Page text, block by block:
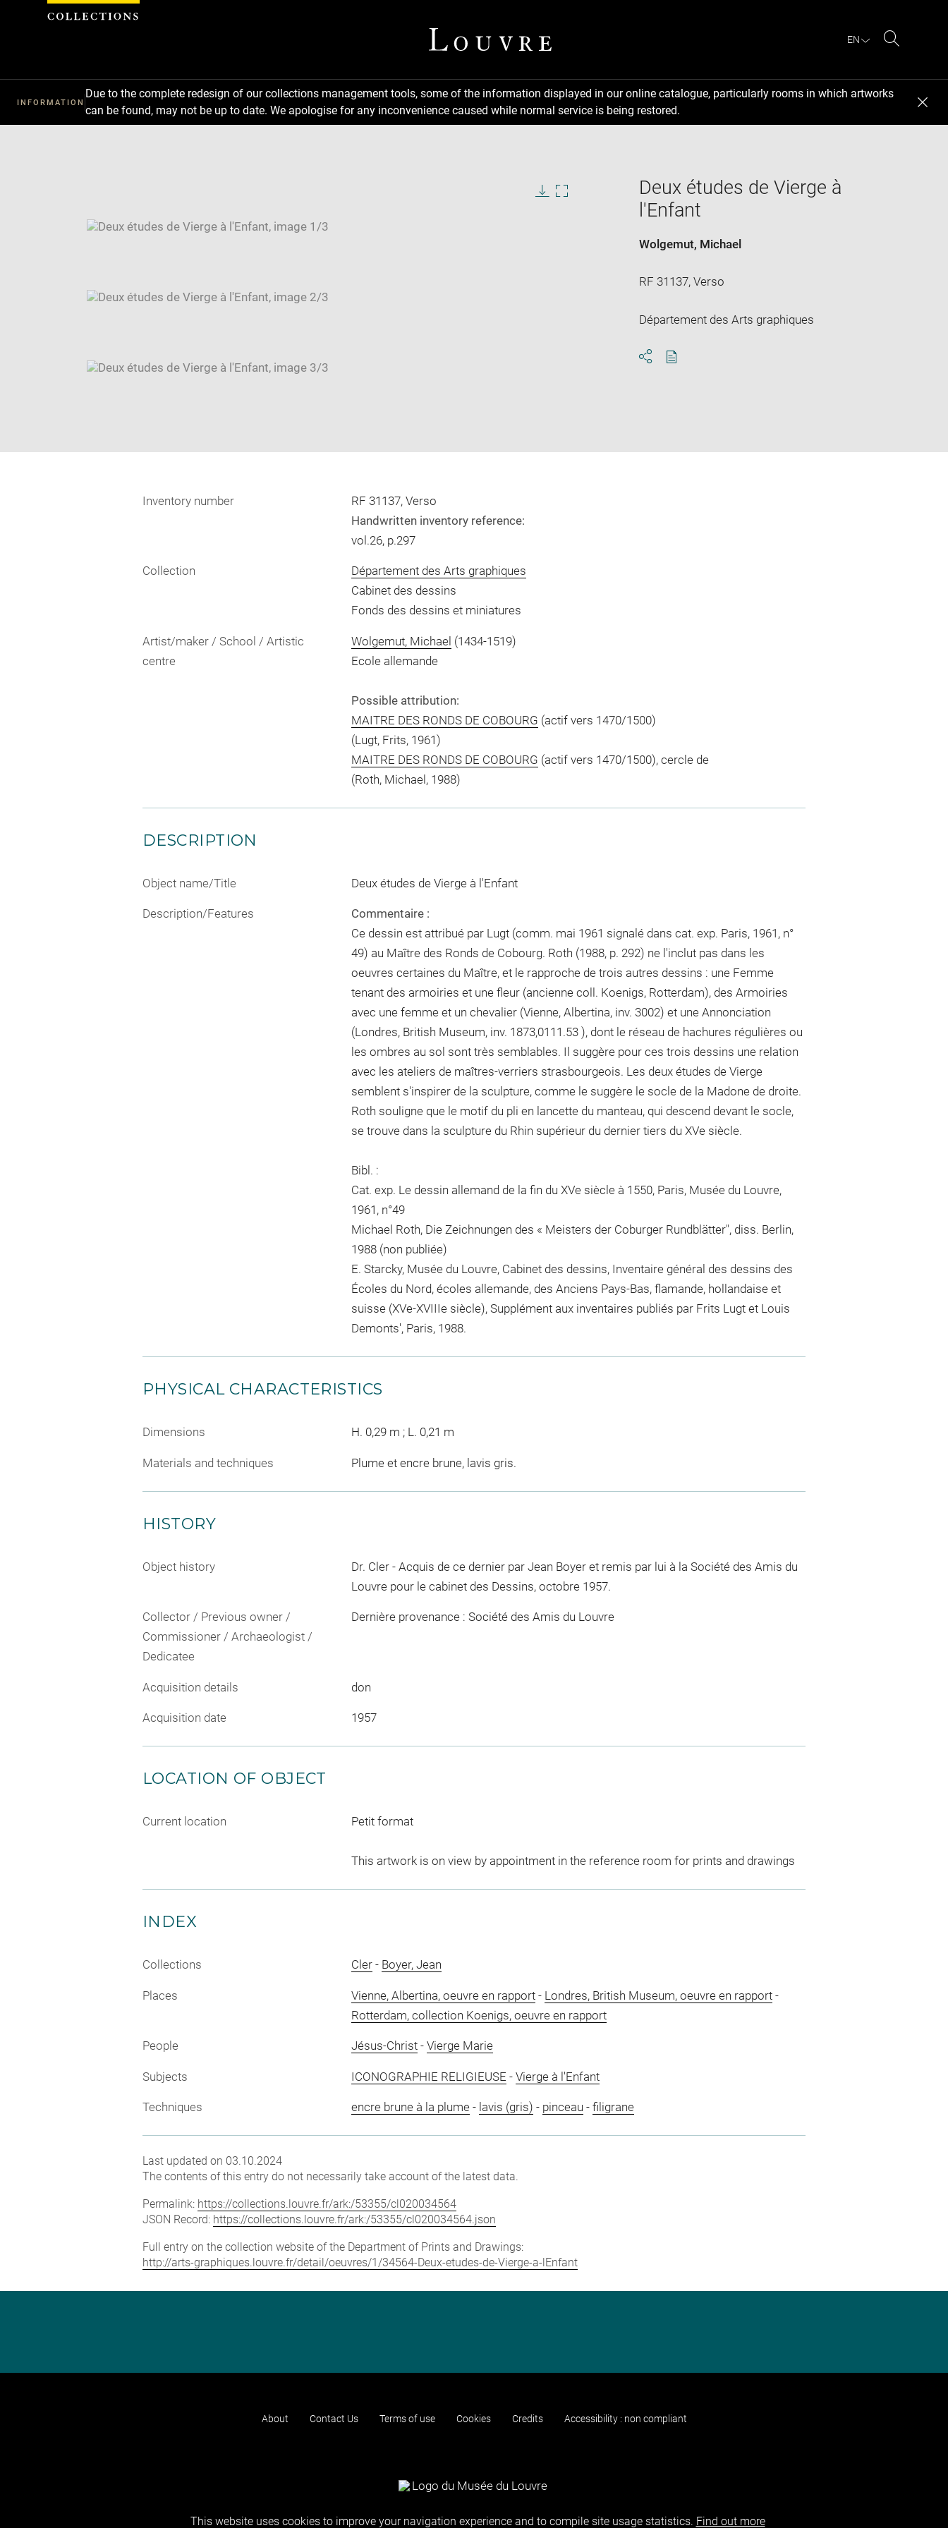
EN
INFORMATION
Due to the complete redesign of our collections management tools, some of the information displayed in our online catalogue, particularly rooms in which artworks
can be found, may not be up to date. We apologise for any inconvenience caused while normal service is being restored.
window
SKIP IMAGE CAROUSEL
Deux études de Vierge à
l'Enfant
Wolgemut, Michael
RF 31137, Verso
Département des Arts graphiques
Inventory number
RF 31137, Verso
Handwritten inventory reference:
vol.26, p.297
Collection
Département des Arts graphiques
Cabinet des dessins
Fonds des dessins et miniatures
Artist/maker / School / Artistic
centre
Wolgemut, Michael (1434-1519)
Ecole allemande
Possible attribution:
MAITRE DES RONDS DE COBOURG (actif vers 1470/1500)
(Lugt, Frits, 1961)
MAITRE DES RONDS DE COBOURG (actif vers 1470/1500), cercle de
(Roth, Michael, 1988)
DESCRIPTION
Object name/Title Deux études de Vierge à l'Enfant
Description/Features
Commentaire :
Ce dessin est attribué par Lugt (comm. mai 1961 signalé dans cat. exp. Paris, 1961, n°
49) au Maître des Ronds de Cobourg. Roth (1988, p. 292) ne l'inclut pas dans les
oeuvres certaines du Maître, et le rapproche de trois autres dessins : une Femme
tenant des armoiries et une fleur (ancienne coll. Koenigs, Rotterdam), des Armoiries
avec une femme et un chevalier (Vienne, Albertina, inv. 3002) et une Annonciation
(Londres, British Museum, inv. 1873,0111.53 ), dont le réseau de hachures régulières ou
les ombres au sol sont très semblables. Il suggère pour ces trois dessins une relation
avec les ateliers de maîtres-verriers strasbourgeois. Les deux études de Vierge
semblent s'inspirer de la sculpture, comme le suggère le socle de la Madone de droite.
Roth souligne que le motif du pli en lancette du manteau, qui descend devant le socle,
se trouve dans la sculpture du Rhin supérieur du dernier tiers du XVe siècle.
Bibl. :
Cat. exp. Le dessin allemand de la fin du XVe siècle à 1550, Paris, Musée du Louvre,
1961, n°49
Michael Roth, Die Zeichnungen des « Meisters der Coburger Rundblätter", diss. Berlin,
1988 (non publiée)
E. Starcky, Musée du Louvre, Cabinet des dessins, Inventaire général des dessins des
Écoles du Nord, écoles allemande, des Anciens Pays-Bas, flamande, hollandaise et
suisse (XVe-XVIIIe siècle), Supplément aux inventaires publiés par Frits Lugt et Louis
Demonts', Paris, 1988.
PHYSICAL CHARACTERISTICS
Dimensions H. 0,29 m ; L. 0,21 m
Materials and techniques Plume et encre brune, lavis gris.
HISTORY
Object history
Dr. Cler - Acquis de ce dernier par Jean Boyer et remis par lui à la Société des Amis du
Louvre pour le cabinet des Dessins, octobre 1957.
Collector / Previous owner /
Commissioner / Archaeologist /
Dedicatee
Dernière provenance : Société des Amis du Louvre
Acquisition details don
Acquisition date 1957
LOCATION OF OBJECT
Current location Petit format
This artwork is on view by appointment in the reference room for prints and drawings
INDEX
Collections Cler- Boyer, Jean
Places Vienne, Albertina, oeuvre en rapport- Londres, British Museum, oeuvre en rapport-
Rotterdam, collection Koenigs, oeuvre en rapport
People Jésus-Christ- Vierge Marie
Subjects ICONOGRAPHIE RELIGIEUSE - Vierge à l'Enfant
Techniques encre brune à la plume- lavis (gris) - pinceau - filigrane
Last updated on 03.10.2024
The contents of this entry do not necessarily take account of the latest data.
Permalink: https://collections.louvre.fr/ark:/53355/cl020034564
JSON Record: https://collections.louvre.fr/ark:/53355/cl020034564.json
Full entry on the collection website of the Department of Prints and Drawings:
http://arts-graphiques.louvre.fr/detail/oeuvres/1/34564-Deux-etudes-de-Vierge-a-lEnfant
About Contact Us Terms of use Cookies Credits Accessibility : non compliant
Cookies management panel
This website uses cookies to improve your navigation experience and to compile site usage statistics. Find out more